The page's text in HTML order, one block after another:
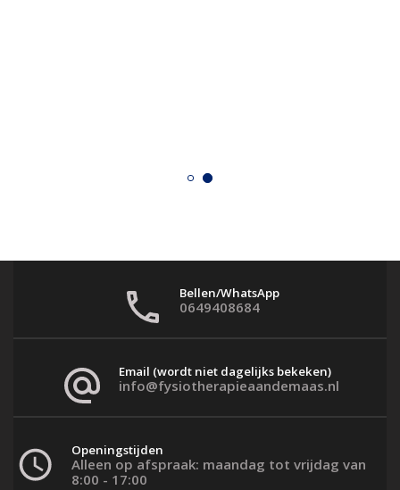
Bellen/WhatsApp
0649408684
Email (wordt niet dagelijks bekeken)
info@fysiotherapieaandemaas.nl
Openingstijden
Alleen op afspraak: maandag tot vrijdag van
8:00 - 17:00